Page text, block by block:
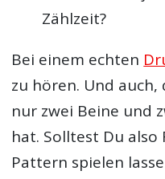
Zählzeit?
Bei einem echten
zu hören. Und auch,
nur zwei Beine und
hat. Solltest Du also
Pattern spielen